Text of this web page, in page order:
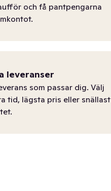
och få pantpengarna
leveranser
som passar dig. Välj
tid, lägsta pris eller snällast